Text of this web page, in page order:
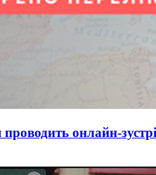
онлайн-